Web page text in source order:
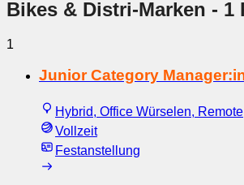
Bikes & Distri-Marken - 1
1
Junior Category
Hybrid, Office Würselen, Remote
Vollzeit
Festanstellung